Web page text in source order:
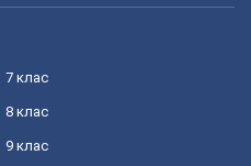
7 клас
8 клас
9 клас